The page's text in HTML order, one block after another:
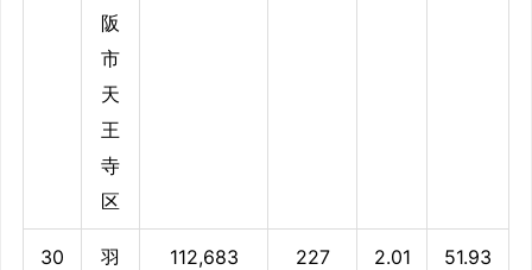
阪
市
天
王
寺
区
30
羽
112,683 227 2.01 51.93